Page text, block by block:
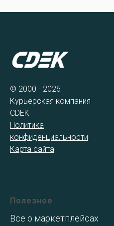
© 2000 - 2026
Курьерская компания
CDEK
Политика
конфиденциальности
Карта сайта
Полезное
Все о маркетплейсах